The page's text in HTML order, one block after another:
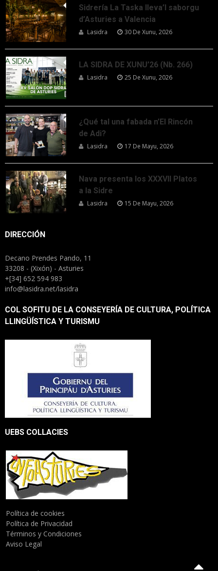
Sidrería La Taska lleva’l saborgu
d’Asturies a Valencia
Lasidra 30 De Xunu, 2026
LA SIDRA DE XUNU’26 (Nb. 266)
Lasidra 25 De Xunu, 2026
¿Qué tal una fabada n’El Rincón
de Adi?
Lasidra 17 De Mayu, 2026
Nava presenta los XXXVII Platos
a la Sidre
Lasidra 15 De Mayu, 2026
DIRECCIÓN
Decano Prendes Pando, 11
33208 - (Xixón) - Asturies
+[34] 652 594 983
info@lasidra.net/lasidra
COL SOFITU DE LA CONSEYERÍA DE CULTURA, POLÍTICA
LLINGÜÍSTICA Y TURISMU
UEBS COLLACIES
Política de cookies
Política de Privacidad
Términos y Condiciones
Aviso Legal